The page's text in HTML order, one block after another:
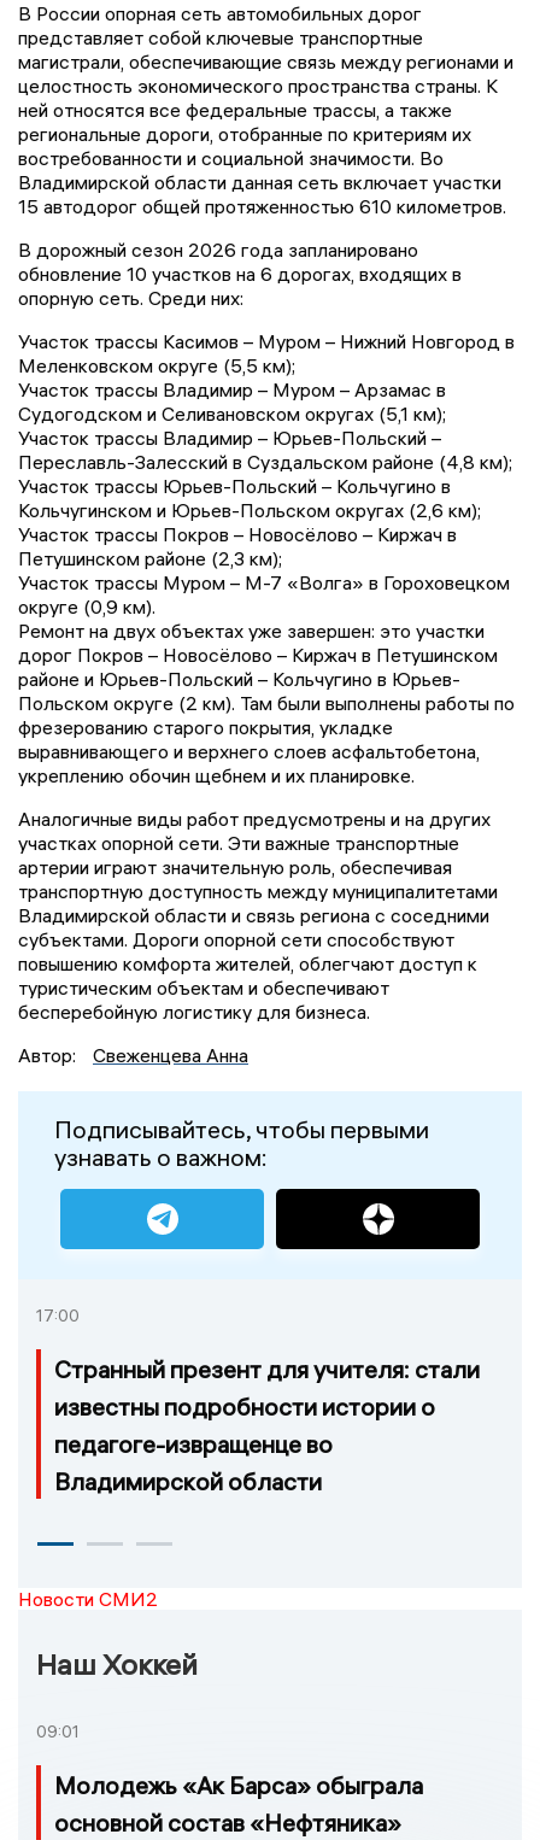
В России опорная сеть автомобильных дорог
представляет собой ключевые транспортные
магистрали, обеспечивающие связь между регионами и
целостность экономического пространства страны. К
ней относятся все федеральные трассы, а также
региональные дороги, отобранные по критериям их
востребованности и социальной значимости. Во
Владимирской области данная сеть включает участки
15 автодорог общей протяженностью 610 километров.
В дорожный сезон 2026 года запланировано
обновление 10 участков на 6 дорогах, входящих в
опорную сеть. Среди них:
Участок трассы Касимов – Муром – Нижний Новгород в
Меленковском округе (5,5 км);
Участок трассы Владимир – Муром – Арзамас в
Судогодском и Селивановском округах (5,1 км);
Участок трассы Владимир – Юрьев-Польский –
Переславль-Залесский в Суздальском районе (4,8 км);
Участок трассы Юрьев-Польский – Кольчугино в
Кольчугинском и Юрьев-Польском округах (2,6 км);
Участок трассы Покров – Новосёлово – Киржач в
Петушинском районе (2,3 км);
Участок трассы Муром – М-7 «Волга» в Гороховецком
округе (0,9 км).
Ремонт на двух объектах уже завершен: это участки
дорог Покров – Новосёлово – Киржач в Петушинском
районе и Юрьев-Польский – Кольчугино в Юрьев-
Польском округе (2 км). Там были выполнены работы по
фрезерованию старого покрытия, укладке
выравнивающего и верхнего слоев асфальтобетона,
укреплению обочин щебнем и их планировке.
Аналогичные виды работ предусмотрены и на других
участках опорной сети. Эти важные транспортные
артерии играют значительную роль, обеспечивая
транспортную доступность между муниципалитетами
Владимирской области и связь региона с соседними
субъектами. Дороги опорной сети способствуют
повышению комфорта жителей, облегчают доступ к
туристическим объектам и обеспечивают
бесперебойную логистику для бизнеса.
Автор:
Свеженцева Анна
Подписывайтесь, чтобы первыми
узнавать о важном:
17:00
Странный презент для учителя: стали
известны подробности истории о
педагоге-извращенце во
Владимирской области
Новости СМИ2
Наш Хоккей
09:01
Молодежь «Ак Барса» обыграла
основной состав «Нефтяника»